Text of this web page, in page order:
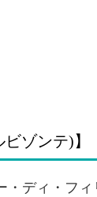
ビゾンテ)】
・ディ・フ